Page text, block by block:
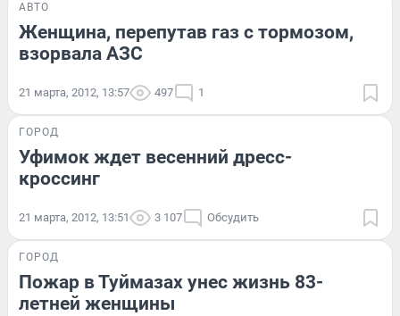
АВТО
Женщина, перепутав газ с тормозом,
взорвала АЗС
21 марта, 2012, 13:57 497 1
ГОРОД
Уфимок ждет весенний дресс-
кроссинг
21 марта, 2012, 13:51 3 107 Обсудить
ГОРОД
Пожар в Туймазах унес жизнь 83-
летней женщины